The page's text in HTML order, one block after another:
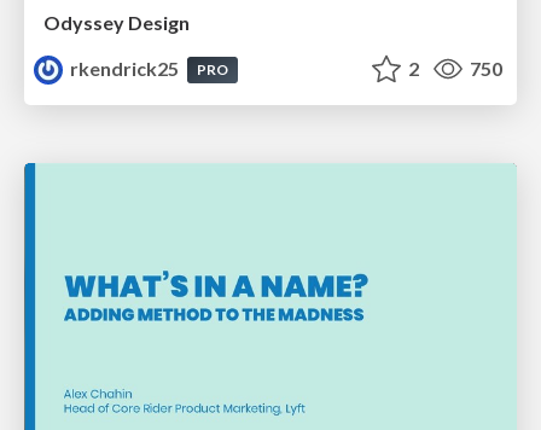
Odyssey Design
rkendrick25
PRO 2 750